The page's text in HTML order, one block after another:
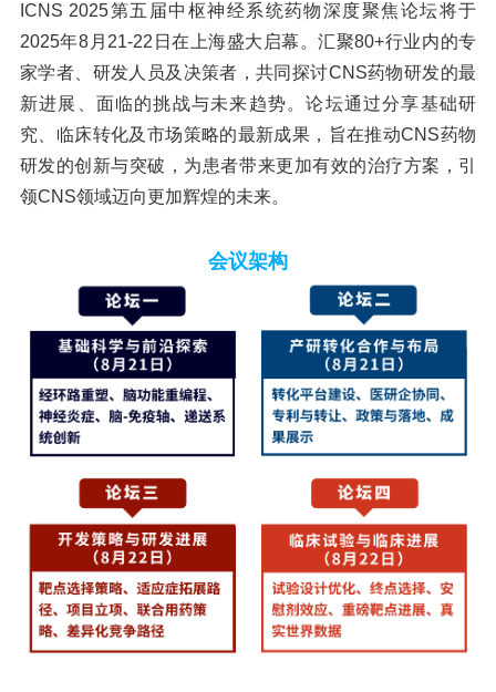
ICNS 2025第五届中枢神经系统药物深度聚焦论坛将于
2025年8月21-22日在上海盛大启幕。汇聚80+行业内的专
家学者、研发人员及决策者，共同探讨CNS药物研发的最
新进展、面临的挑战与未来趋势。论坛通过分享基础研
究、临床转化及市场策略的最新成果，旨在推动CNS药物
研发的创新与突破，为患者带来更加有效的治疗方案，引
领CNS领域迈向更加辉煌的未来。
会议架构